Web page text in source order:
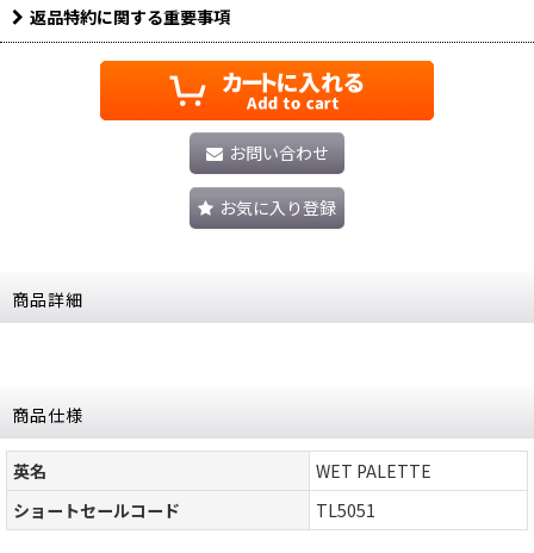
返品特約に関する重要事項
お問い合わせ
お気に入り登録
商品詳細
商品仕様
英名
WET PALETTE
ショートセールコード
TL5051